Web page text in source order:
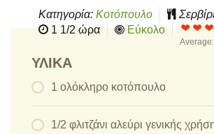
Κατηγορία: Κοτόπουλο
1 1/2 ώρα
Εύκολο
Average:
ΥΛΙΚΆ
1 ολόκληρο κοτόπουλο
1/2 φλιτζάνι αλεύρι γενικής